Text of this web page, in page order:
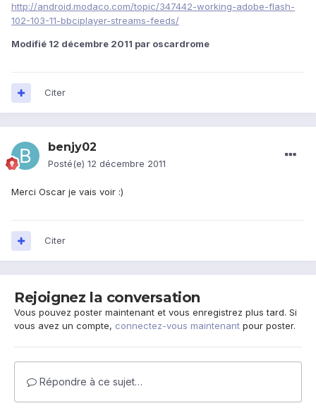
http://android.modaco.com/topic/347442-working-adobe-flash-
102-103-11-bbciplayer-streams-feeds/
Modifié 12 décembre 2011 par oscardrome
Citer
benjy02
Posté(e) 12 décembre 2011
Merci Oscar je vais voir :)
Citer
Rejoignez la conversation
Vous pouvez poster maintenant et vous enregistrez plus tard. Si
vous avez un compte, connectez-vous maintenant pour poster.
Répondre à ce sujet…